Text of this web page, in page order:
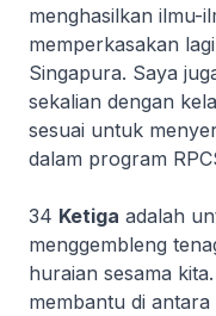
menghasilkan ilmu-
memperkasakan
Singapura. Saya
sekalian dengan
sesuai untuk
dalam program
34 Ketiga adalah
menggembleng
huraian sesama
membantu di